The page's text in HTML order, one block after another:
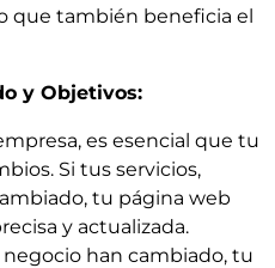
que también beneficia el
y Objetivos:
es esencial que tu
Si tus servicios,
tu página web
y actualizada.
han cambiado, tu